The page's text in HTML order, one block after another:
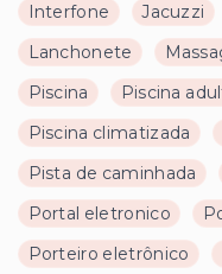
Interfone
Jacuzzi
Lanchonete
Piscina
Piscina
Piscina climatizada
Pista de caminhada
Portal eletronico
Porteiro eletrônico